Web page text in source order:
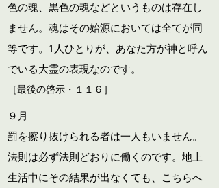
色の魂、黒色の魂などというものは存在し
ません。魂はその始源においては全てが同
等です。1人ひとりが、あなた方が神と呼ん
でいる大霊の表現なのです。
［最後の啓示・１１６］
９月
罰を擦り抜けられる者は一人もいません。
法則は必ず法則どおりに働くのです。地上
生活中にその結果が出なくても、こちらへ